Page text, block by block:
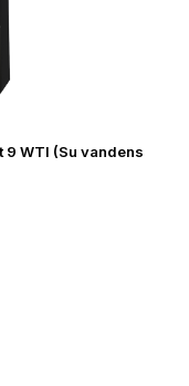
WTI (Su vandens